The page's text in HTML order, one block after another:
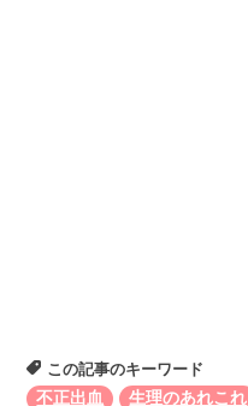
この記事のキーワード
不正出血
生理のあれこれ